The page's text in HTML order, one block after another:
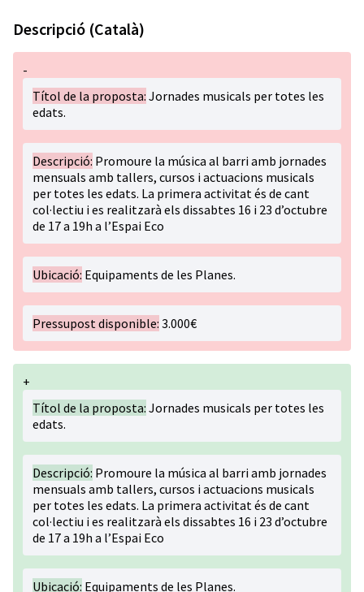
Descripció (Català)
-
Títol de la proposta: Jornades musicals per totes les
edats.
Descripció: Promoure la música al barri amb jornades
mensuals amb tallers, cursos i actuacions musicals
per totes les edats. La primera activitat és de cant
col·lectiu i es realitzarà els dissabtes 16 i 23 d’octubre
de 17 a 19h a l’Espai Eco
Ubicació: Equipaments de les Planes.
Pressupost disponible: 3.000€
+
Títol de la proposta: Jornades musicals per totes les
edats.
Descripció: Promoure la música al barri amb jornades
mensuals amb tallers, cursos i actuacions musicals
per totes les edats. La primera activitat és de cant
col·lectiu i es realitzarà els dissabtes 16 i 23 d’octubre
de 17 a 19h a l’Espai Eco
Ubicació: Equipaments de les Planes.